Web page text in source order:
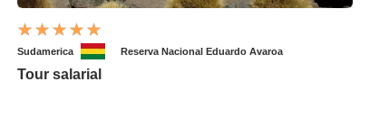
Sudamerica Reserva Nacional Eduardo Avaroa
Tour salarial